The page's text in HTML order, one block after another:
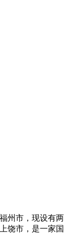
州市，现设有两
饶市，是一家国